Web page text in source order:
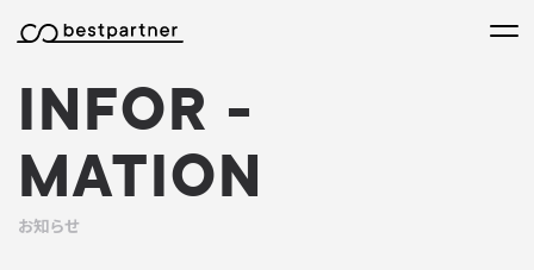
メ
INFOR -
MATION
お知らせ